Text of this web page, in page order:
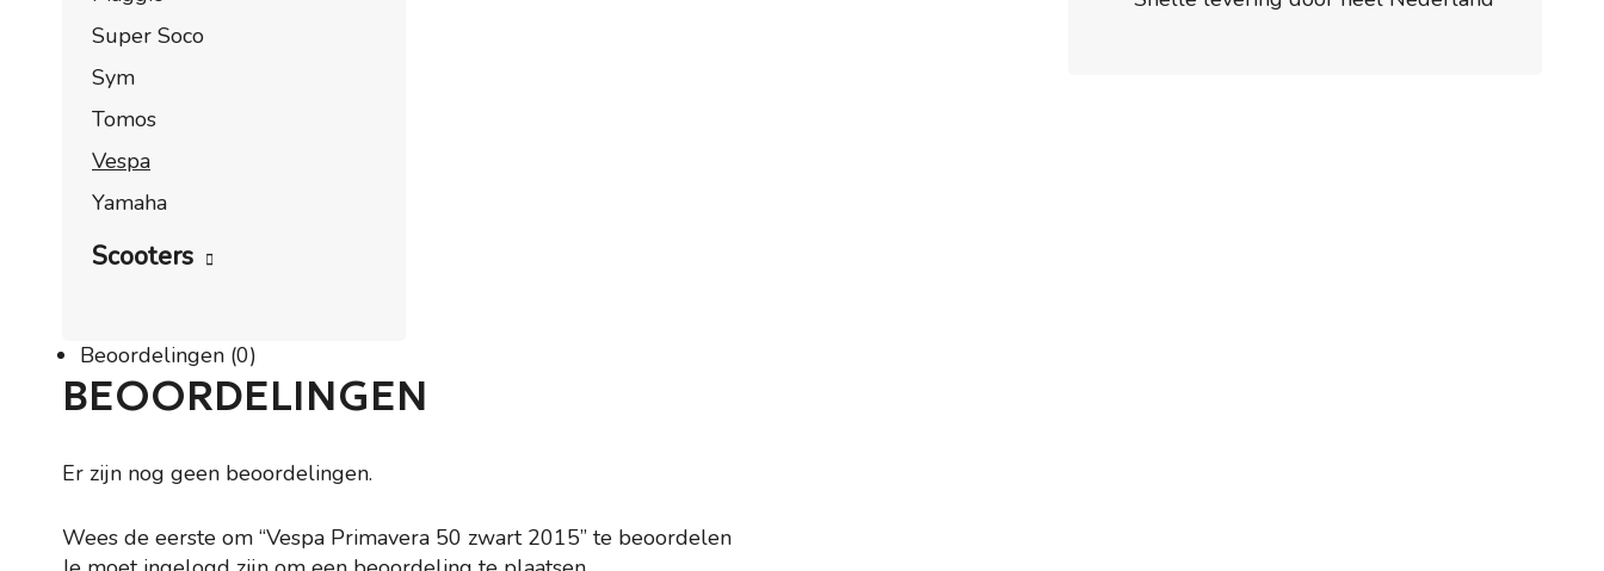
Super Soco
Sym
Tomos
Vespa
Yamaha
Scooters
Beoordelingen (0)
BEOORDELINGEN
Er zijn nog geen beoordelingen.
Wees de eerste om “Vespa Primavera 50 zwart 2015” te beoordelen